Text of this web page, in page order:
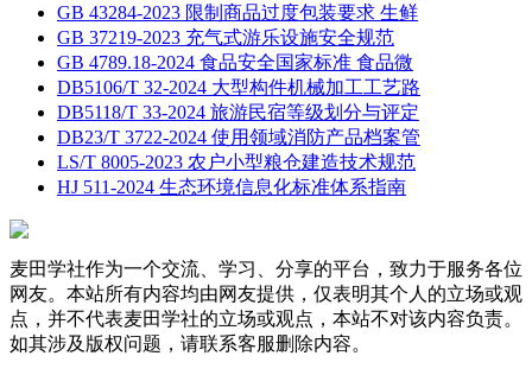
GB 43284-2023 限制商品过度包装要求 生鲜
GB 37219-2023 充气式游乐设施安全规范
GB 4789.18-2024 食品安全国家标准 食品微
DB5106/T 32-2024 大型构件机械加工工艺路
DB5118/T 33-2024 旅游民宿等级划分与评定
DB23/T 3722-2024 使用领域消防产品档案管
LS/T 8005-2023 农户小型粮仓建造技术规范
HJ 511-2024 生态环境信息化标准体系指南
麦田学社作为一个交流、学习、分享的平台，致力于服务各位
网友。本站所有内容均由网友提供，仅表明其个人的立场或观
点，并不代表麦田学社的立场或观点，本站不对该内容负责。
如其涉及版权问题，请联系客服删除内容。